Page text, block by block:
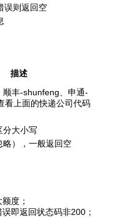
误则返回空
描述
顺丰-shunfeng、申通-
看上面的快递公司代码
分大小写
略），一般返回空
度；
即返回状态码非200；